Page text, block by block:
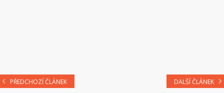
PŘEDCHOZÍ ČLÁNEK DALŠÍ ČLÁNEK